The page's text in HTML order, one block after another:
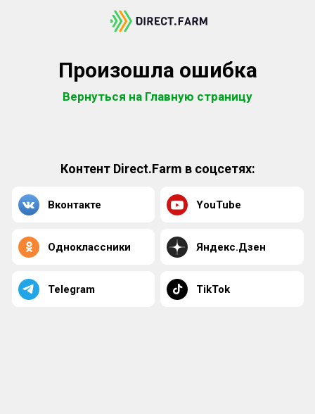
Произошла ошибка
Вернуться на Главную страницу
Контент Direct.Farm в соцсетях:
Вконтакте YouTube
Одноклассники Яндекс.Дзен
Telegram TikTok